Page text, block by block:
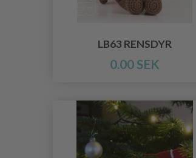
LB63 RENSDYR
0.00 SEK